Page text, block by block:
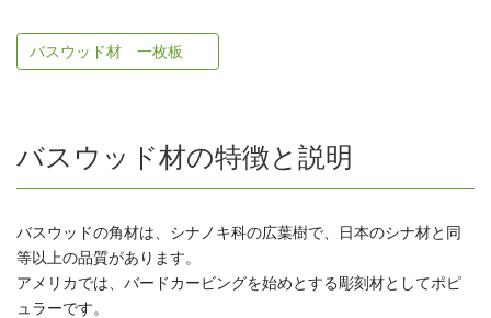
バスウッド材 一枚板
バスウッド材の特徴と説明
バスウッドの角材は、シナノキ科の広葉樹で、日本のシナ材と同
等以上の品質があります。
アメリカでは、バードカービングを始めとする彫刻材としてポピ
ュラーです。